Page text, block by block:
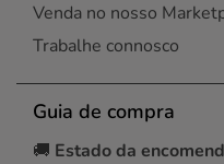
Venda no nosso
Trabalhe connosco
Guia de compra
🚚 Estado da